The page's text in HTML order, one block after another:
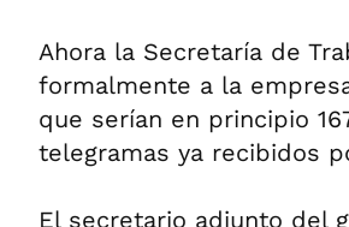
Ahora la Secretaría de
formalmente a la
que serían en principio
telegramas ya recibidos
El secretario adjunto del